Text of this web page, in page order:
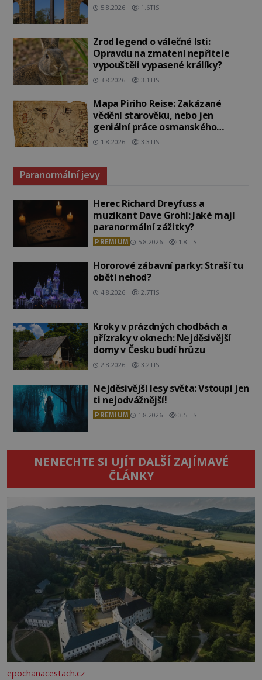
5.8.2026 1.6TIS
Zrod legend o válečné lsti:
Opravdu na zmatení nepřítele
vypouštěli vypasené králíky?
3.8.2026 3.1TIS
Mapa Piriho Reise: Zakázané
vědění starověku, nebo jen
geniální práce osmanského
admirála?
1.8.2026 3.3TIS
Paranormální jevy
Herec Richard Dreyfuss a
muzikant Dave Grohl: Jaké mají
paranormální zážitky?
PREMIUM 5.8.2026 1.8TIS
Hororové zábavní parky: Straší tu
oběti nehod?
4.8.2026 2.7TIS
Kroky v prázdných chodbách a
přízraky v oknech: Nejděsivější
domy v Česku budí hrůzu
2.8.2026 3.2TIS
Nejděsivější lesy světa: Vstoupí jen
ti nejodvážnější!
PREMIUM 1.8.2026 3.5TIS
NENECHTE SI UJÍT DALŠÍ ZAJÍMAVÉ
ČLÁNKY
epochanacestach.cz